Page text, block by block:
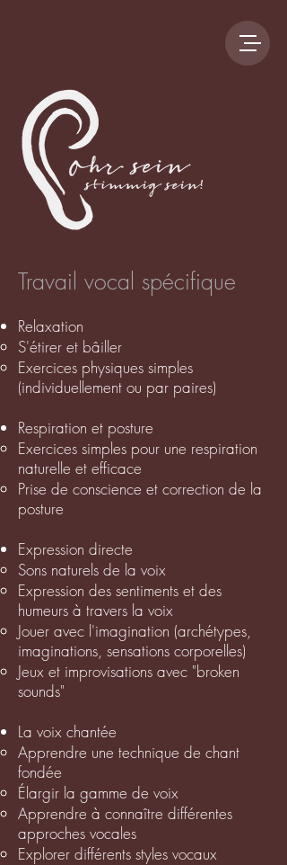
Travail vocal spécifique
Relaxation
S'étirer et bâiller
Exercices physiques simples
(individuellement ou par paires)
Respiration et posture
Exercices simples pour une respiration
naturelle et efficace
Prise de conscience et correction de la
posture
Expression directe
Sons naturels de la voix
Expression des sentiments et des
humeurs à travers la voix
Jouer avec l'imagination (archétypes,
imaginations, sensations corporelles)
Jeux et improvisations avec "broken
sounds"
La voix chantée
Apprendre une technique de chant
fondée
Élargir la gamme de voix
Apprendre à connaître différentes
approches vocales
Explorer différents styles vocaux